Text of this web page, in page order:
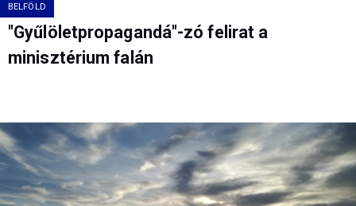
BELFÖLD
"Gyűlöletpropagandá"-zó felirat a
minisztérium falán